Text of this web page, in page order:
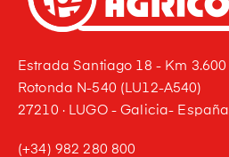
Estrada Santiago 18 - Km 3.600
Rotonda N-540 (LU12-A540)
27210 · LUGO - Galicia- España
(+34) 982 280 800